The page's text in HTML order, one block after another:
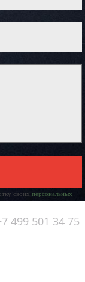
своих персональных
499 501 34 75